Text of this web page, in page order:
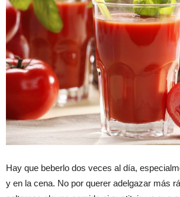
Hay que beberlo dos veces al día,
y en la cena. No por querer adelgazar más